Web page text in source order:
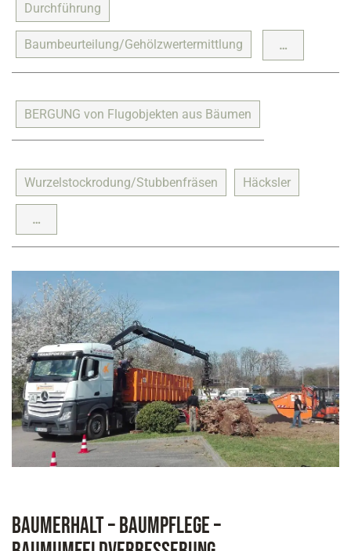
Durchführung
Baumbeurteilung/Gehölzwertermittlung …
BERGUNG von Flugobjekten aus Bäumen
Wurzelstockrodung/Stubbenfräsen Häcksler
…
Baumerhalt – Baumpflege –